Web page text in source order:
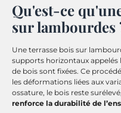
Qu'est-ce
sur lambourdes
Une terrasse bois sur
supports horizontaux appelés
de bois sont fixées. Ce
les déformations liées aux
ossature, le bois reste
renforce la durabilité de